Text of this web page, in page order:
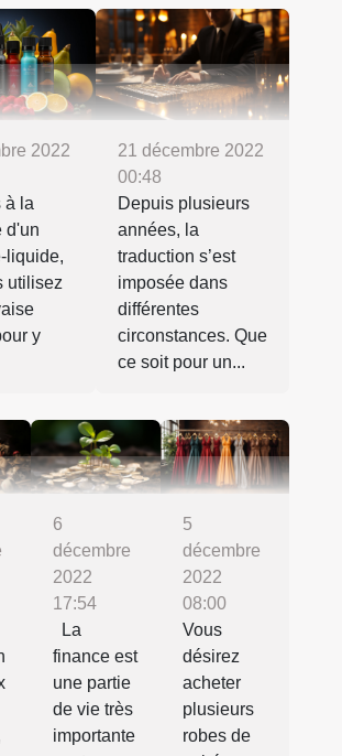
2022
à la
d'un
liquide,
utilisez
y
21 décembre 2022
00:48
Depuis plusieurs
années, la
traduction s’est
imposée dans
différentes
circonstances. Que
ce soit pour un...
6
décembre
2022
17:54
La
finance est
une partie
de vie très
importante
5
décembre
2022
08:00
Vous
désirez
acheter
plusieurs
robes de